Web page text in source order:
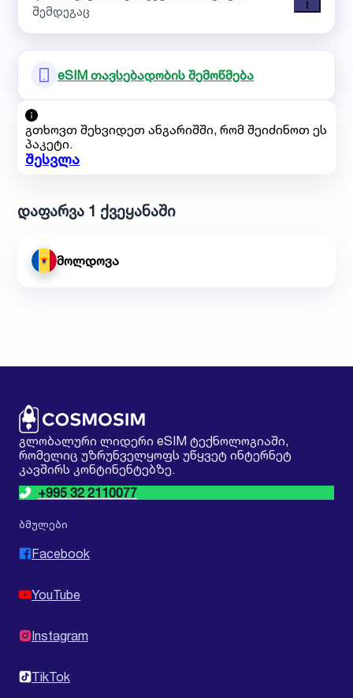
შემდეგაც
eSIM თავსებადობის შემოწმება
გთხოვთ შეხვიდეთ ანგარიშში, რომ შეიძინოთ ეს
პაკეტი.
შესვლა
დაფარვა 1 ქვეყანაში
მოლდოვა
გლობალური ლიდერი eSIM ტექნოლოგიაში,
რომელიც უზრუნველყოფს უწყვეტ ინტერნეტ
კავშირს კონტინენტებზე.
+995 32 2110077
ბმულები
Facebook
YouTube
Instagram
TikTok